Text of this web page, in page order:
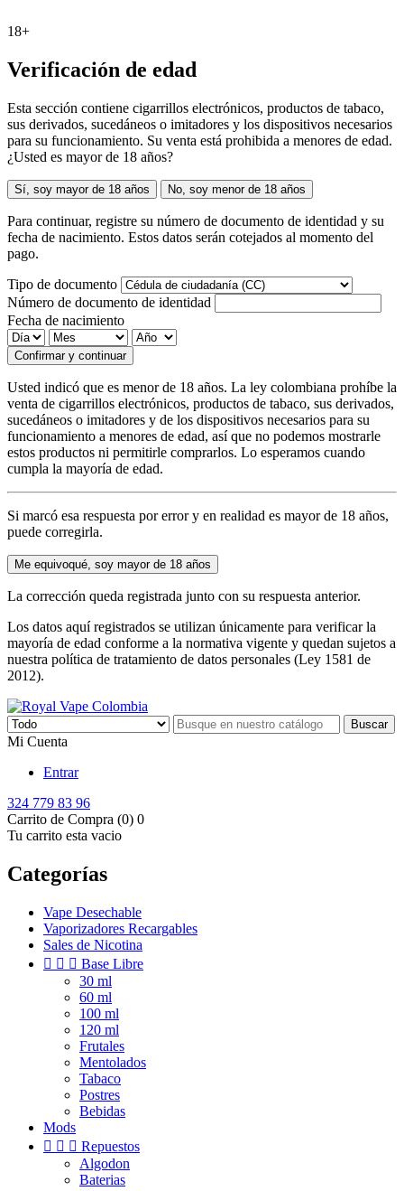
18+
Verificación de edad
Esta sección contiene cigarrillos electrónicos, productos de tabaco,
sus derivados, sucedáneos o imitadores y los dispositivos necesarios
para su funcionamiento. Su venta está prohibida a menores de edad.
¿Usted es mayor de 18 años?
Sí, soy mayor de 18 años No, soy menor de 18 años
Para continuar, registre su número de documento de identidad y su
fecha de nacimiento. Estos datos serán cotejados al momento del
pago.
Tipo de documento
Número de documento de identidad
Fecha de nacimiento
Confirmar y continuar
Usted indicó que es menor de 18 años. La ley colombiana prohíbe la
venta de cigarrillos electrónicos, productos de tabaco, sus derivados,
sucedáneos o imitadores y de los dispositivos necesarios para su
funcionamiento a menores de edad, así que no podemos mostrarle
estos productos ni permitirle comprarlos. Lo esperamos cuando
cumpla la mayoría de edad.
Si marcó esa respuesta por error y en realidad es mayor de 18 años,
puede corregirla.
Me equivoqué, soy mayor de 18 años
La corrección queda registrada junto con su respuesta anterior.
Los datos aquí registrados se utilizan únicamente para verificar la
mayoría de edad conforme a la normativa vigente y quedan sujetos a
nuestra política de tratamiento de datos personales (Ley 1581 de
2012).
Buscar
Mi Cuenta
Entrar
324 779 83 96
Carrito de Compra (0) 0
Tu carrito esta vacio
Categorías
Vape Desechable
Vaporizadores Recargables
Sales de Nicotina
   Base Libre
30 ml
60 ml
100 ml
120 ml
Frutales
Mentolados
Tabaco
Postres
Bebidas
Mods
   Repuestos
Algodon
Baterias